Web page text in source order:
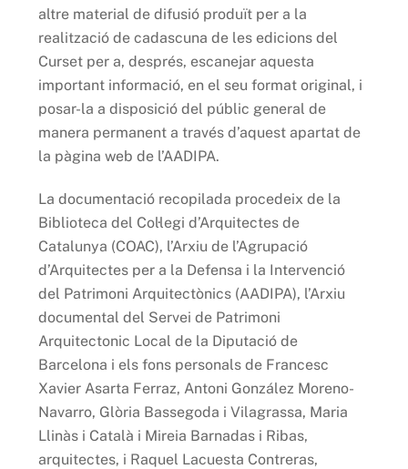
altre material de difusió produït per a la
realització de cadascuna de les edicions del
Curset per a, després, escanejar aquesta
important informació, en el seu format original, i
posar-la a disposició del públic general de
manera permanent a través d’aquest apartat de
la pàgina web de l’AADIPA.
La documentació recopilada procedeix de la
Biblioteca del Col·legi d’Arquitectes de
Catalunya (COAC), l’Arxiu de l’Agrupació
d’Arquitectes per a la Defensa i la Intervenció
del Patrimoni Arquitectònics (AADIPA), l’Arxiu
documental del Servei de Patrimoni
Arquitectonic Local de la Diputació de
Barcelona i els fons personals de Francesc
Xavier Asarta Ferraz, Antoni González Moreno-
Navarro, Glòria Bassegoda i Vilagrassa, Maria
Llinàs i Català i Mireia Barnadas i Ribas,
arquitectes, i Raquel Lacuesta Contreras,